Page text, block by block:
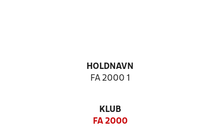
HOLDNAVN
FA 2000 1
KLUB
FA 2000